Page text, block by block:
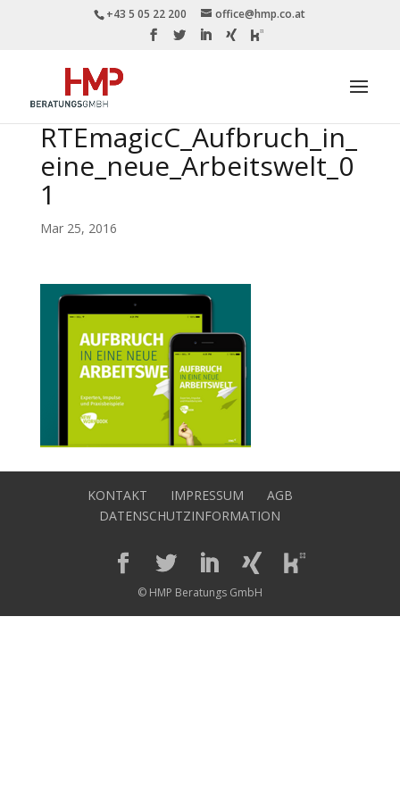
+43 5 05 22 200 office@hmp.co.at
RTEmagicC_Aufbruch_in_
eine_neue_Arbeitswelt_0
1
Mar 25, 2016
KONTAKT IMPRESSUM
AGB
DATENSCHUTZINFORMATION
© HMP Beratungs GmbH